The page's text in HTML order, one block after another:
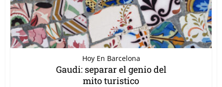
Hoy En Barcelona
Gaudi: separar el genio del
mito turistico